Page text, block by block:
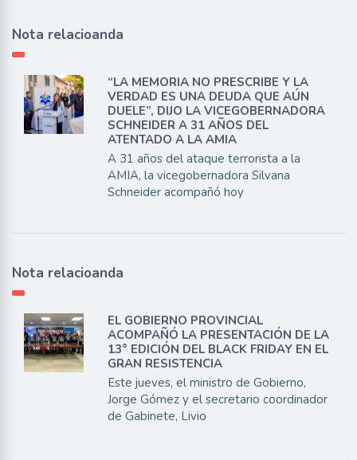
Nota relacioanda
“LA MEMORIA NO PRESCRIBE Y LA
VERDAD ES UNA DEUDA QUE AÚN
DUELE”, DIJO LA VICEGOBERNADORA
SCHNEIDER A 31 AÑOS DEL
ATENTADO A LA AMIA
A 31 años del ataque terrorista a la
AMIA, la vicegobernadora Silvana
Schneider acompañó hoy
Nota relacioanda
EL GOBIERNO PROVINCIAL
ACOMPAÑÓ LA PRESENTACIÓN DE LA
13° EDICIÓN DEL BLACK FRIDAY EN EL
GRAN RESISTENCIA
Este jueves, el ministro de Gobierno,
Jorge Gómez y el secretario coordinador
de Gabinete, Livio